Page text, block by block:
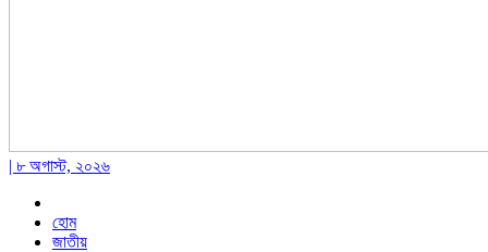
| ৮ অগাস্ট, ২০২৬
হোম
জাতীয়